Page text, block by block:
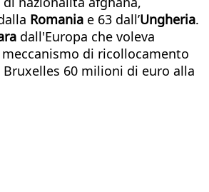
Romania e 63 dall’Ungheria.
dall'Europa che voleva
di ricollocamento
60 milioni di euro alla